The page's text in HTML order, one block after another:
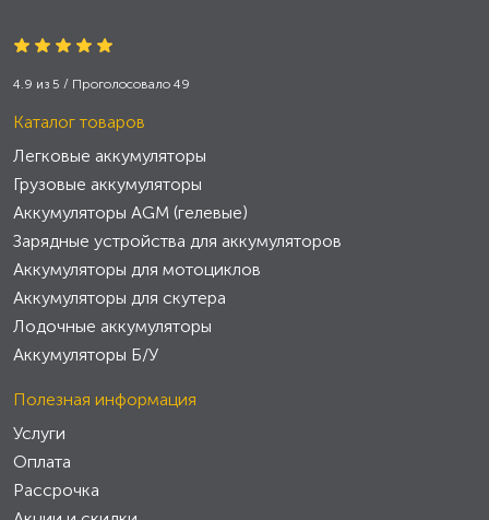
4.9 из 5 / Проголосовало 49
Каталог товаров
Легковые аккумуляторы
Грузовые аккумуляторы
Аккумуляторы AGM (гелевые)
Зарядные устройства для аккумуляторов
Аккумуляторы для мотоциклов
Аккумуляторы для скутера
Лодочные аккумуляторы
Аккумуляторы Б/У
Полезная информация
Услуги
Оплата
Рассрочка